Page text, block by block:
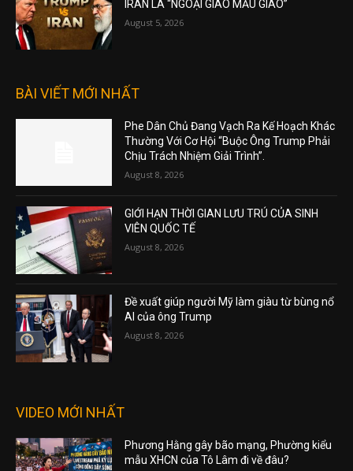
IRAN LÀ “NGOẠI GIAO MẪU GIÁO”
August 5, 2026
BÀI VIẾT MỚI NHẤT
Phe Dân Chủ Đang Vạch Ra Kế Hoạch Khác
Thường Với Cơ Hội “Buộc Ông Trump Phải
Chịu Trách Nhiệm Giải Trình”.
August 8, 2026
GIỚI HẠN THỜI GIAN LƯU TRÚ CỦA SINH
VIÊN QUỐC TẾ
August 8, 2026
Đề xuất giúp người Mỹ làm giàu từ bùng nổ
AI của ông Trump
August 8, 2026
VIDEO MỚI NHẤT
Phương Hằng gây bão mạng, Phường kiểu
mẫu XHCN của Tô Lâm đi về đâu?